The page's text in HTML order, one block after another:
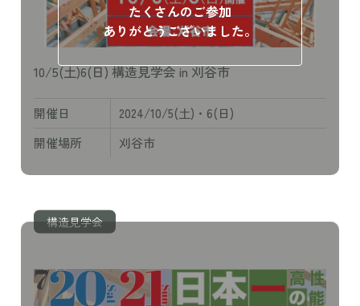
たくさんのご参加
ありがとうございました。
10/5(土)6(日) 構造見学会 in 刈谷市
開催日
2024/10/5(土)・6(日)
開催場所
刈谷市
構造見学会